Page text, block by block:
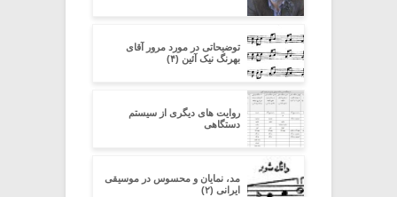
توضیحاتی در مورد مرور آقای
بهرنگ نیک آئین (۴)
روایت های دیگری از سیستم
دستگاهی
مد، نمایان و محسوس در موسیقی
ایرانی (۲)